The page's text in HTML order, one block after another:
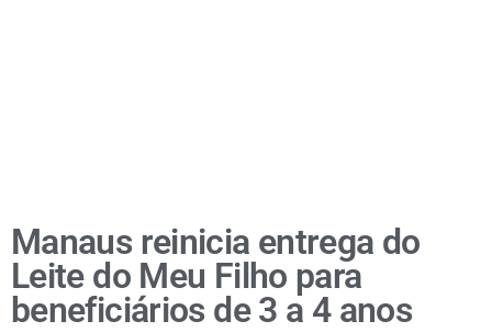
Manaus reinicia entrega do
Leite do Meu Filho para
beneficiários de 3 a 4 anos